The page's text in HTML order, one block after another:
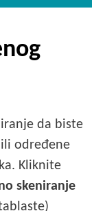
da biste
određene
Kliknite
skeniranje